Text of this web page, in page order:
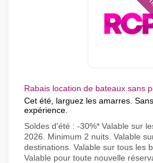
Rabais location de bateaux sans
Cet été, larguez les amarres.
expérience.
Soldes d'été : -30%* Valable sur
2026. Minimum 2 nuits. Valable
destinations. Valable sur tous les
Valable pour toute nouvelle